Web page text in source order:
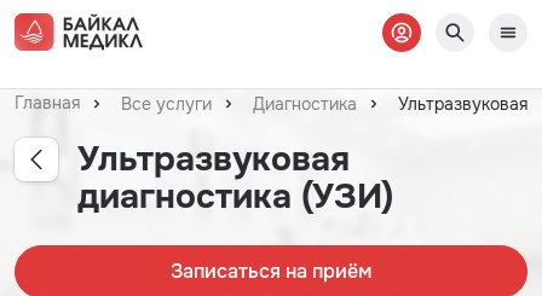
Главная Все услуги Диагностика Ультразвуковая
Ультразвуковая
диагностика (УЗИ)
Записаться на приём